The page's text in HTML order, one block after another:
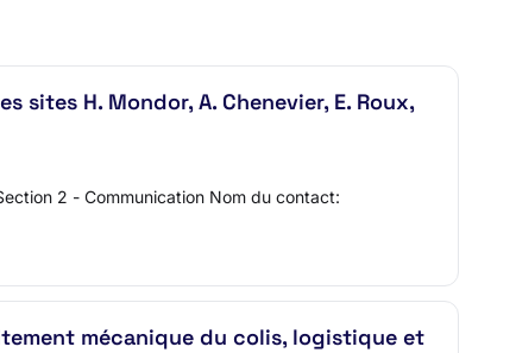
sites H. Mondor, A. Chenevier, E. Roux,
2 - Communication Nom du contact:
mécanique du colis, logistique et